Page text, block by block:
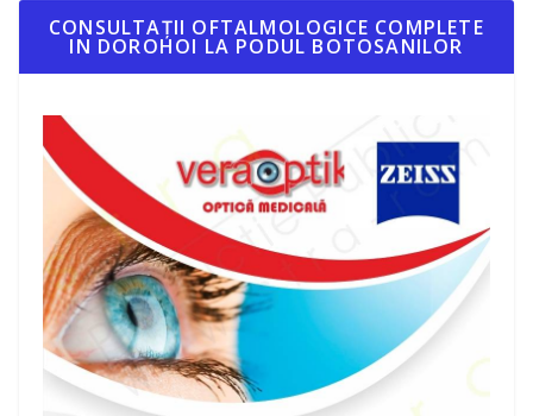
CONSULTAȚII OFTALMOLOGICE COMPLETE
IN DOROHOI LA PODUL BOTOSANILOR